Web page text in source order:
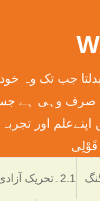
کسی قوم کی حالت نہیں
39) ترجمہ ۔ اور یہ کہ ہر
اپنےعلم اور
2.1۔تحریک آزادی جموں کشمیر